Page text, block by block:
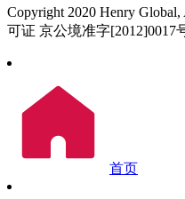
Copyright 2020 Henry
可证 京公境准字[2012]0017
首页